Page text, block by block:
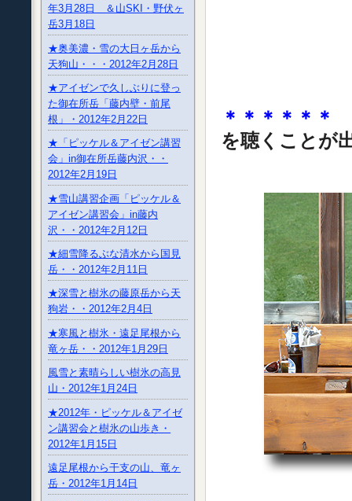
年3月28日 ＆山SKI・野伏ヶ
岳3月18日
★奥美濃・雪の大日ヶ岳から
天狗山・・・2012年2月28日
★アイゼンで久しぶりに登っ
た御在所岳「藤内壁・前尾
根」・2012年2月22日
★「ピッケル＆アイゼン講習
会」in御在所岳藤内沢・・
2012年2月19日
★雪山講習企画「ピッケル＆
アイゼン講習会」in藤内
沢・・2012年2月12日
★細雪降るぶな清水から国見
岳・・2012年2月11日
★深雪と樹氷の藤原岳から天
狗岩・・2012年2月4日
★寒風と樹氷・遠足尾根から
竜ヶ岳・・2012年1月29日
風雪と素晴らしい樹氷の高見
山・2012年1月24日
★2012年・ピッケル＆アイゼ
ン講習会と樹氷の山歩き・
2012年1月15日
遠足尾根から干支の山、竜ヶ
岳・2012年1月14日
＊＊＊＊＊＊
を聴くこと